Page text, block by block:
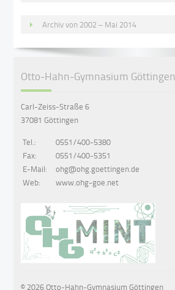
Archiv von 2002 – Mai 2014
Otto-Hahn-Gymnasium Göttingen
Carl-Zeiss-Straße 6
37081 Göttingen
Tel.:
0551/400-5380
Fax:
0551/400-5351
E-Mail:
ohg@ohg.goettingen.de
Web:
www.ohg-goe.net
© 2026 Otto-Hahn-Gymnasium Göttingen